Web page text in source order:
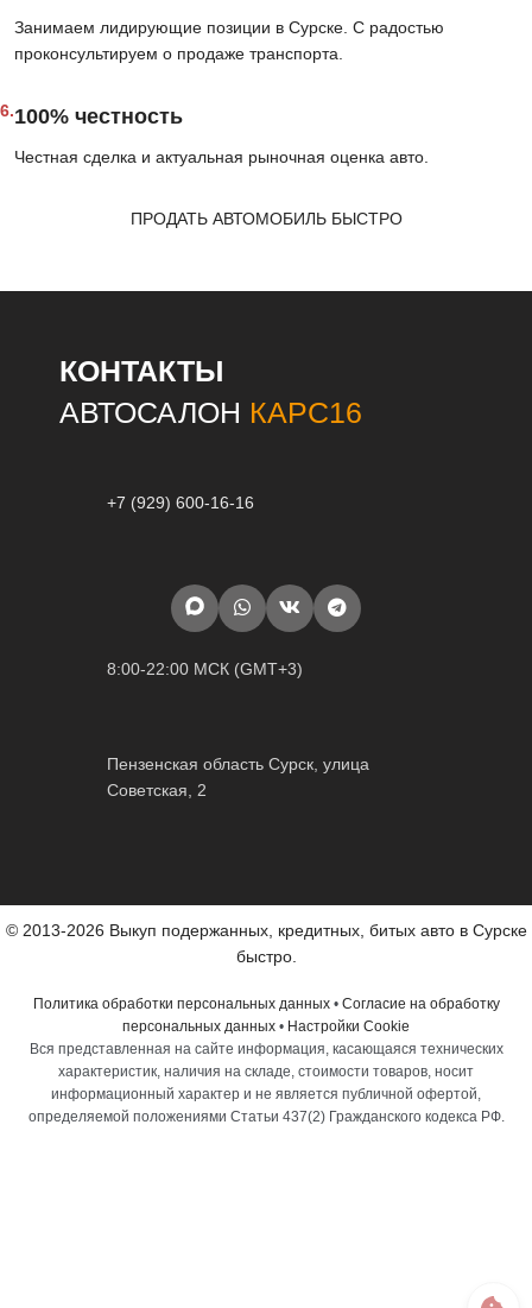
Занимаем лидирующие позиции в Сурске. С радостью
проконсультируем о продаже транспорта.
6.100% честность
Честная сделка и актуальная рыночная оценка авто.
ПРОДАТЬ АВТОМОБИЛЬ БЫСТРО
КОНТАКТЫ
АВТОСАЛОН КАРС16
+7 (929) 600-16-16
8:00-22:00 МСК (GMT+3)
Пензенская область Сурск, улица
Советская, 2
© 2013-2026 Выкуп подержанных, кредитных, битых авто в Сурске
быстро.
Политика обработки персональных данных• Согласие на обработку
персональных данных • Настройки Cookie
Вся представленная на сайте информация, касающаяся технических
характеристик, наличия на складе, стоимости товаров, носит
информационный характер и не является публичной офертой,
определяемой положениями Статьи 437(2) Гражданского кодекса РФ.